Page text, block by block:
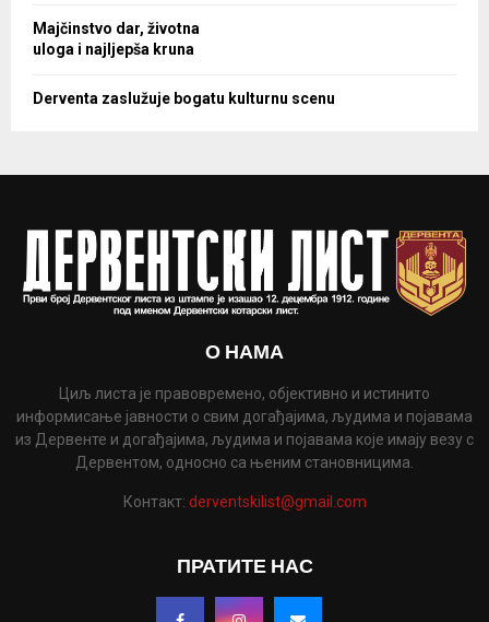
Majčinstvo dar, životna
uloga i najljepša kruna
Derventa zaslužuje bogatu kulturnu scenu
О НАМА
Циљ листа је правовремено, објективно и истинито
информисање јавности о свим догађајима, људима и појавама
из Дервенте и догађајима, људима и појавама које имају везу с
Дервентом, односно са њеним становницима.
Контакт: derventskilist@gmail.com
ПРАТИТЕ НАС